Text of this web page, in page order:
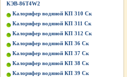
КЭВ-86Т4W2
Калорифер водяной КП 310 Ск
Калорифер водяной КП 311 Ск
Калорифер водяной КП 312 Ск
Калорифер водяной КП 36 Ск
Калорифер водяной КП 37 Ск
Калорифер водяной КП 38 Ск
Калорифер водяной КП 39 Ск